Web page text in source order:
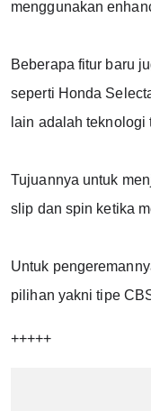
menggunakan
Beberapa fitur baru
seperti Honda
lain adalah teknologi
Tujuannya untuk
slip dan spin ketika
Untuk
pilihan yakni tipe
+++++